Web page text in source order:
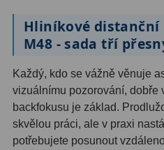
CLS a UHC18
Širokopásmové 13
OIII9
Hβ6
SII2
Hliníkové distanční
M48 - sada tří
Každý, kdo se vážně věnuje
vizuálnímu pozorování, dobře
backfokusu je základ.
skvělou práci, ale v praxi
potřebujete posunout